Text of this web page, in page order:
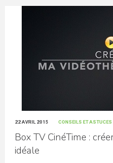
22 AVRIL 2015 CONSEILS ET ASTUCES
Box TV CinéTime :
idéale